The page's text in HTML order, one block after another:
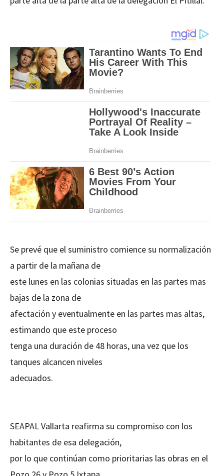
Se prevé que el suministro comience su normalización
a partir de la mañana de
este lunes en las colonias situadas en las partes mas
bajas de la zona de
afectación y eventualmente en las partes mas altas,
estimando que este proceso
tenga una duración de 48 horas, una vez que los
tanques alcancen niveles
adecuados.
SEAPAL Vallarta reafirma su compromiso con los
habitantes de esa delegación,
por lo que continúan como prioritarias las obras en el